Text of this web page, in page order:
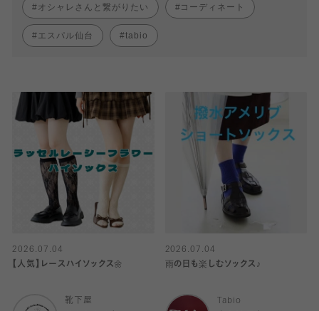
オシャレさんと繋がりたい コーディネート
エスパル仙台 tabio
2026.07.04
【人気】レースハイソックス🌼
靴下屋
2026.07.04
雨の日も楽しむソックス♪
Tabio